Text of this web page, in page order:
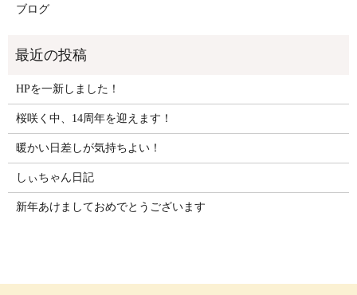
ブログ
HPを一新しました！
桜咲く中、14周年を迎えます！
暖かい日差しが気持ちよい！
しぃちゃん日記
新年あけましておめでとうございます